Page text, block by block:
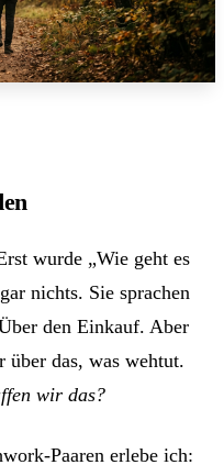
wurde „Wie geht es
nichts. Sie sprachen
den Einkauf. Aber
über das, was wehtut.
wir das?
Paaren erlebe ich: